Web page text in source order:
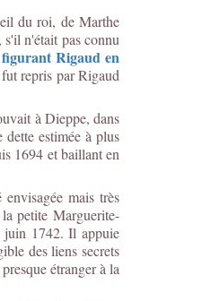
du roi, de Marthe
n'était pas connu
Rigaud en
repris par Rigaud
à Dieppe, dans
estimée à plus
1694 et baillant en
envisagée mais très
petite Marguerite-
juin 1742. Il appuie
des liens secrets
étranger à la